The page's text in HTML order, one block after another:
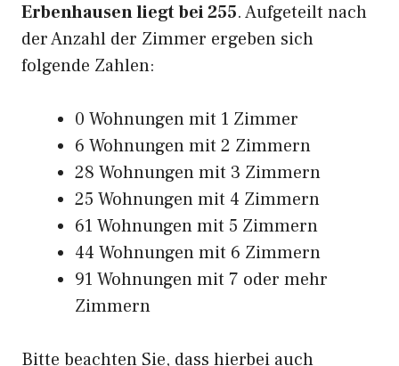
Erbenhausen liegt bei 255. Aufgeteilt nach
der Anzahl der Zimmer ergeben sich
folgende Zahlen:
0 Wohnungen mit 1 Zimmer
6 Wohnungen mit 2 Zimmern
28 Wohnungen mit 3 Zimmern
25 Wohnungen mit 4 Zimmern
61 Wohnungen mit 5 Zimmern
44 Wohnungen mit 6 Zimmern
91 Wohnungen mit 7 oder mehr
Zimmern
Bitte beachten Sie, dass hierbei auch